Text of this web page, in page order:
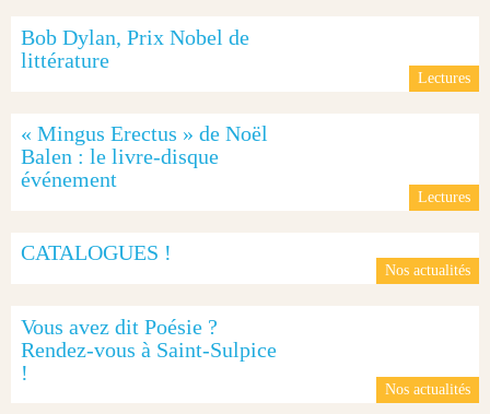
Lectures
Bob Dylan, Prix Nobel de
littérature
Lectures
« Mingus Erectus » de Noël
Balen : le livre-disque
événement
Nos actualités
CATALOGUES !
Nos actualités
Vous avez dit Poésie ?
Rendez-vous à Saint-Sulpice
!